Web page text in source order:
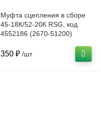
Муфта сцепления в сборе
45-18К/52-20К RSG, код
4552186 (2670-51200)
350 ₽ /шт